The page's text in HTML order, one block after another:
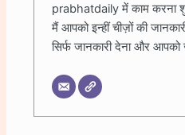
prabhatdaily में काम करना
मैं आपको इन्हीं चीज़ों की
सिर्फ जानकारी देना और